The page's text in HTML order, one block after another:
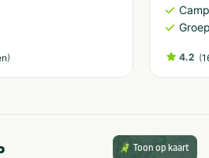
) 4.2 (
Toon op kaart